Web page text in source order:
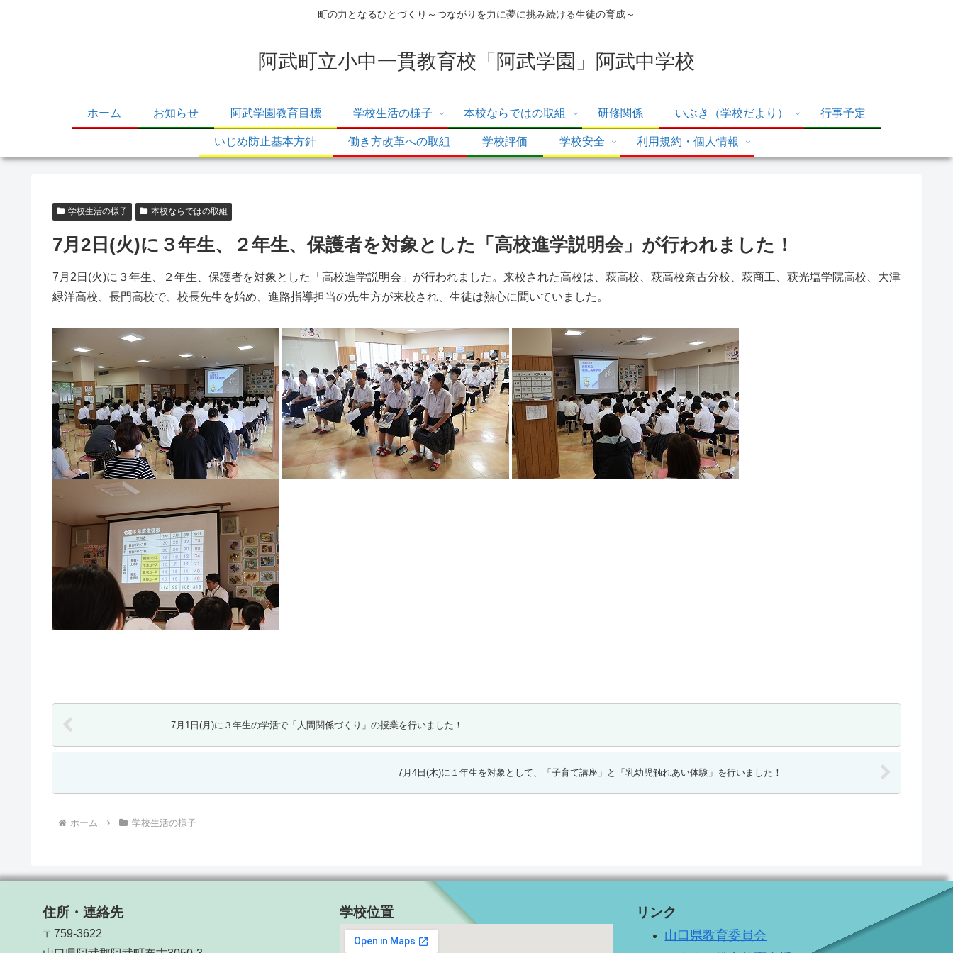
町の力となるひとづくり～つながりを力に夢に挑み続ける生徒の育成～
阿武町立小中一貫教育校「阿武学園」阿武中学校
ホーム お知らせ 阿武学園教育目標 学校生活の様子 本校ならではの取組 研修関係 いぶき（学校だより） 行事予定
いじめ防止基本方針 働き方改革への取組 学校評価 学校安全 利用規約・個人情報
学校生活の様子 本校ならではの取組
7月2日(火)に３年生、２年生、保護者を対象とした「高校進学説明会」が行われました！
7月2日(火)に３年生、２年生、保護者を対象とした「高校進学説明会」が行われました。来校された高校は、萩高校、萩高校奈古分校、萩商工、萩光塩学院高校、大津
緑洋高校、長門高校で、校長先生を始め、進路指導担当の先生方が来校され、生徒は熱心に聞いていました。
7月1日(月)に３年生の学活で「人間関係づくり」の授業を行いました！
7月4日(木)に１年生を対象として、「子育て講座」と「乳幼児触れあい体験」を行いました！
ホーム 学校生活の様子
住所・連絡先
〒759-3622
学校位置 リンク
山口県教育委員会